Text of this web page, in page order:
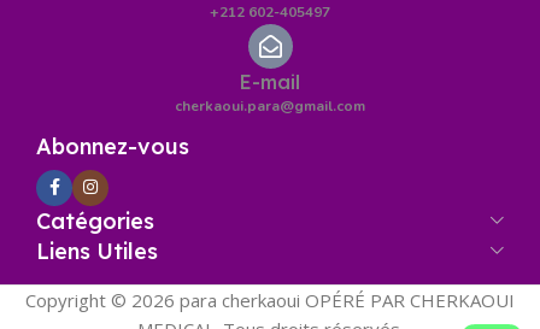
+212 602-405497
E-mail
cherkaoui.para@gmail.com
Abonnez-vous
Catégories
Liens Utiles
Copyright © 2026 para cherkaoui OPÉRÉ PAR CHERKAOUI